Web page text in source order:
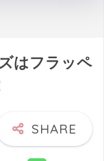
はフラッペ